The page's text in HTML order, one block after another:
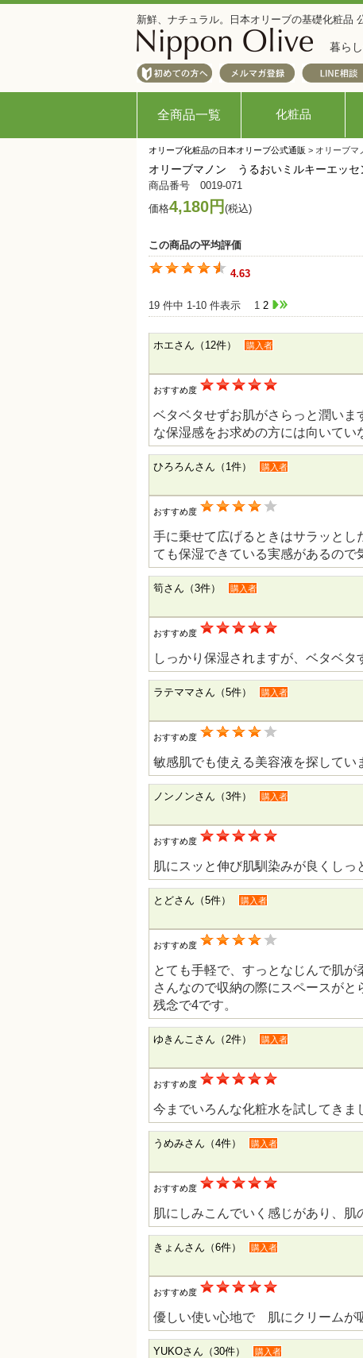
新鮮、ナチュラル。日本オリーブの基礎化粧品
暮ら
全商品一覧 化粧品
オリーブ化粧品の日本オリーブ公式通販 > オリーブマ
オリーブマノン うるおいミルキーエッセ
商品番号 0019-071
価格4,180円 (税込)
この商品の平均評価
4.63
19 件中 1-10 件表示 1 2
ホエさん（12件） 購入者
おすすめ度
ベタベタせずお肌がさらっと潤いま
な保湿感をお求めの方には向いてい
ひろろんさん（1件） 購入者
おすすめ度
手に乗せて広げるときはサラッとし
ても保湿できている実感があるので
筍さん（3件） 購入者
おすすめ度
しっかり保湿されますが、ベタベタ
ラテママさん（5件） 購入者
おすすめ度
敏感肌でも使える美容液を探してい
ノンノンさん（3件） 購入者
おすすめ度
肌にスッと伸び肌馴染みが良くしっ
とどさん（5件） 購入者
おすすめ度
とても手軽で、すっとなじんで肌
さんなので収納の際にスペースが
残念で4です。
ゆきんこさん（2件） 購入者
おすすめ度
今までいろんな化粧水を試してきま
うめみさん（4件） 購入者
おすすめ度
肌にしみこんでいく感じがあり、肌
きょんさん（6件） 購入者
おすすめ度
優しい使い心地で 肌にクリームが
YUKOさん（30件） 購入者